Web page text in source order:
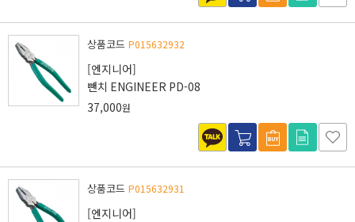
상품코드 P015632932
[엔지니어]
뺀치 ENGINEER PD-08
37,000원
상품코드 P015632931
[엔지니어]